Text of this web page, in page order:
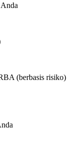
(berbasis risiko)